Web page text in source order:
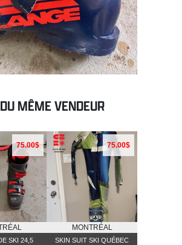
MÊME VENDEUR
75.00$
SKI 24,5
75.00$
MONTRÉAL
SKIN SUIT SKI QUÉBEC